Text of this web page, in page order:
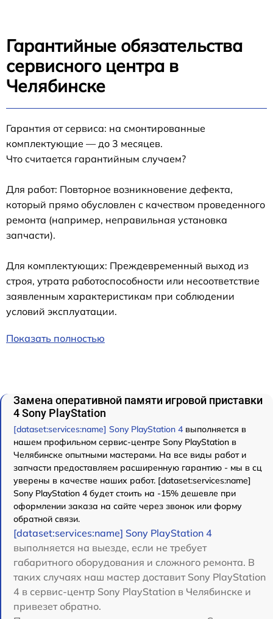
Гарантийные обязательства
сервисного центра в
Челябинске
Гарантия от сервиса: на смонтированные
комплектующие — до 3 месяцев.
Что считается гарантийным случаем?
Для работ: Повторное возникновение дефекта,
который прямо обусловлен с качеством проведенного
ремонта (например, неправильная установка
запчасти).
Для комплектующих: Преждевременный выход из
строя, утрата работоспособности или несоответствие
заявленным характеристикам при соблюдении
условий эксплуатации.
Показать полностью
Замена оперативной памяти игровой приставки
4 Sony PlayStation
[dataset:services:name] Sony PlayStation 4 выполняется в
нашем профильном сервис-центре Sony PlayStation в
Челябинске опытными мастерами. На все виды работ и
запчасти предоставляем расширенную гарантию - мы в сц
уверены в качестве наших работ. [dataset:services:name]
Sony PlayStation 4 будет стоить на -15% дешевле при
оформлении заказа на сайте через звонок или форму
обратной связи.
[dataset:services:name] Sony PlayStation 4
выполняется на выезде, если не требует
габаритного оборудования и сложного ремонта. В
таких случаях наш мастер доставит Sony PlayStation
4 в сервис-центр Sony PlayStation в Челябинске и
привезет обратно.